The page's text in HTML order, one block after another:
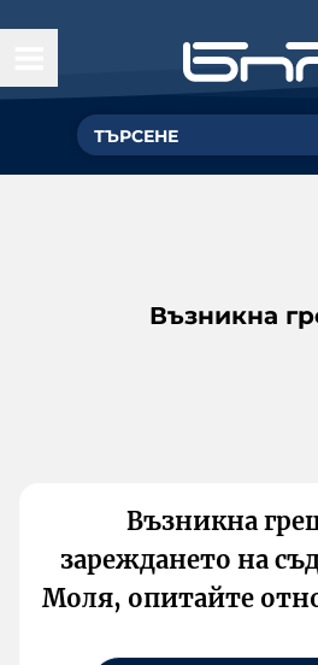
Възникна
Възникна
зареждането на
Моля, опитайте